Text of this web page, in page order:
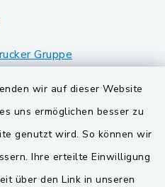
wir auf dieser Website
uns ermöglichen besser zu
genutzt wird. So können wir
Ihre erteilte Einwilligung
über den Link in unseren
Gruppe
Nabburg